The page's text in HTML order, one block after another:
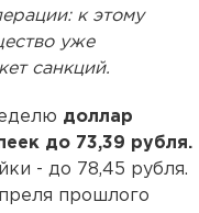
к этому
уже
санкций.
доллар
до 73,39 рубля.
- до 78,45 рубля.
прошлого